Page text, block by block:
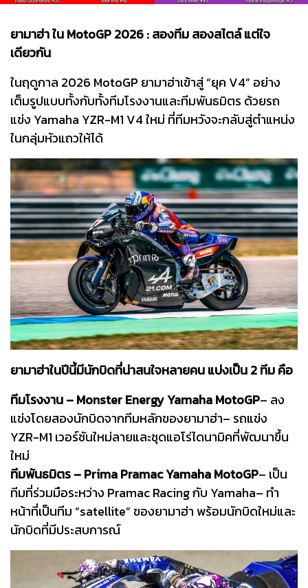
ยามาฮ่า ใน MotoGP 2026 : สองทีม สองสไตล์ แต่ใจ
เดียวกัน
ในฤดูกาล 2026 MotoGP ยามาฮ่าเข้าสู่ “ยุค V4” อย่าง
เต็มรูปแบบทั้งกับทั้งทีมโรงงานและทีมพันธมิตร ด้วยรถ
แข่ง Yamaha YZR-M1 V4 ใหม่ ที่ทีมหวังจะกลับสู่ตำแหน่ง
ในกลุ่มหัวแถวให้ได้
ยามาฮ่าในปีนี้มีนักบิดที่น่าสนใจหลายคน แบ่งเป็น 2 ทีม คือ
ทีมโรงงาน – Monster Energy Yamaha MotoGP– ลง
แข่งโดยสองนักบิดจากทีมหลักของยามาฮ่า– รถแข่ง
YZR-M1 เวอร์ชันใหม่ลายและชุดแอโร่ไดนามิคที่พัฒนาขึ้น
ใหม่
ทีมพันธมิตร – Prima Pramac Yamaha MotoGP– เป็น
ทีมที่ร่วมมือระหว่าง Pramac Racing กับ Yamaha– ทำ
หน้าที่เป็นทีม “satellite” ของยามาฮ่า พร้อมนักบิดใหม่และ
นักบิดที่มีประสบการณ์